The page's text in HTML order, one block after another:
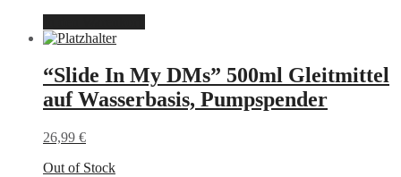
“Slide In My DMs” 500ml Gleitmittel
auf Wasserbasis, Pumpspender
26,99 €
Out of Stock